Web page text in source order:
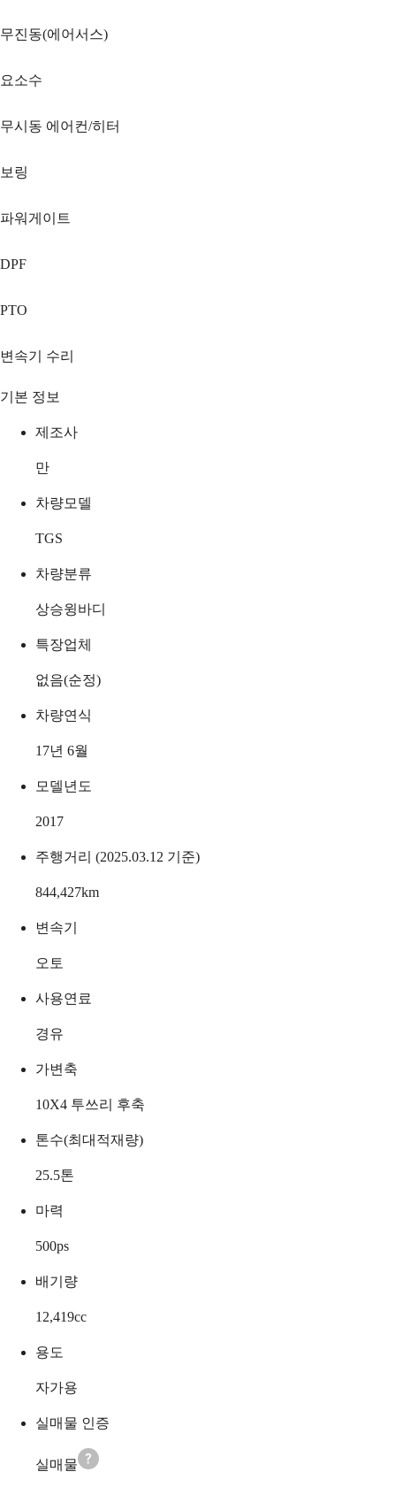
무진동(에어서스)
요소수
무시동 에어컨/히터
보링
파워게이트
DPF
PTO
변속기 수리
기본 정보
제조사
만
차량모델
TGS
차량분류
상승윙바디
특장업체
없음(순정)
차량연식
17년 6월
모델년도
2017
주행거리 (2025.03.12 기준)
844,427km
변속기
오토
사용연료
경유
가변축
10X4 투쓰리 후축
톤수(최대적재량)
25.5톤
마력
500ps
배기량
12,419cc
용도
자가용
실매물 인증
실매물